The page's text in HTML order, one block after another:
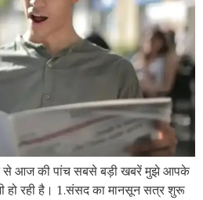
से आज की पांच सबसे बड़ी खबरें मुझे आपके
हो रही है। 1.संसद का मानसून सत्र शुरू